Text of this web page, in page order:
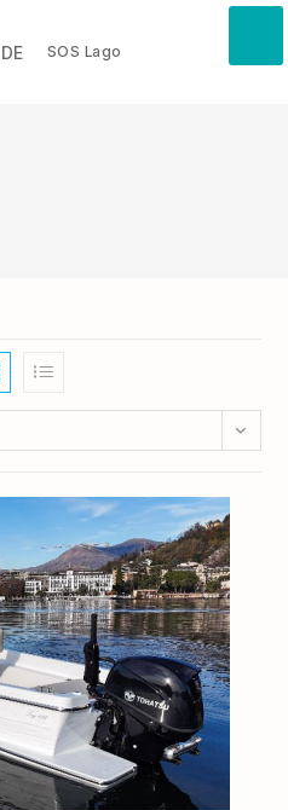
DE SOS Lago